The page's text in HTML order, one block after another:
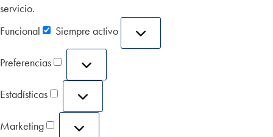
servicio.
Funcional
Siempre activo
Preferencias
Estadísticas
Marketing